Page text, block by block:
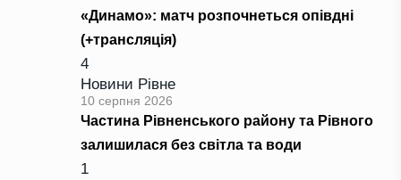
«Динамо»: матч розпочнеться опівдні
(+трансляція)
4
Новини Рівне
10 серпня 2026
Частина Рівненського району та Рівного
залишилася без світла та води
1